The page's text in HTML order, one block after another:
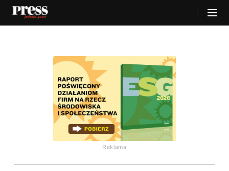
Reklama